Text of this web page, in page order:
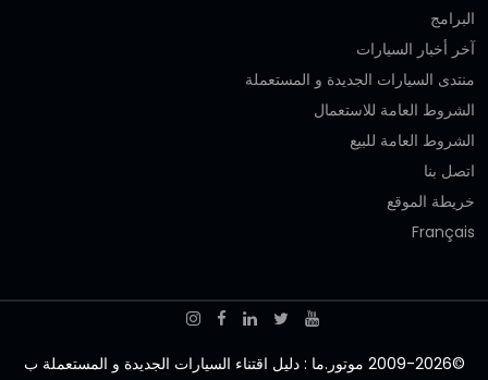
البرامج
آخر أخبار السيارات
منتدى السيارات الجديدة و المستعملة
الشروط العامة للاستعمال
الشروط العامة للبيع
اتصل بنا
خريطة الموقع
Français
©2009-2026 موتور.ما : دليل اقتناء السيارات الجديدة و المستعملة ب